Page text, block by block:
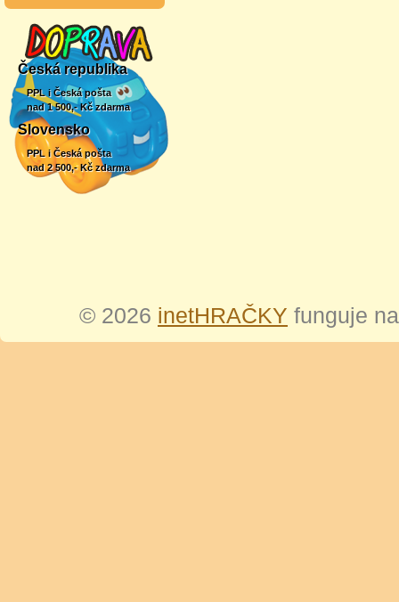
Česká republika
PPL i Česká pošta
nad 1 500,- Kč zdarma
Slovensko
PPL i Česká pošta
nad 2 500,- Kč zdarma
© 2026 inetHRAČKY funguje